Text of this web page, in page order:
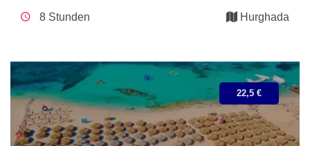
8 Stunden Hurghada
22,5 €